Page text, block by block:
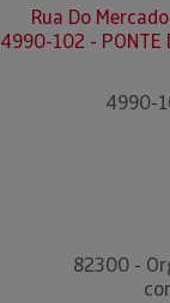
Rua Do
4990-102 - PONTE
4990-
82300 -